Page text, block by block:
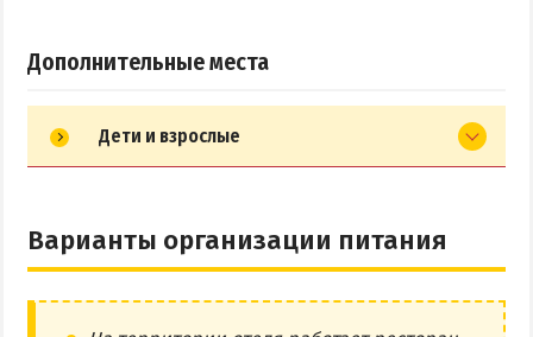
Дополнительные места
Дети и взрослые
Варианты организации питания